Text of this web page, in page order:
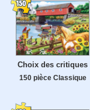
Choix des critiques
150 pièce Classique